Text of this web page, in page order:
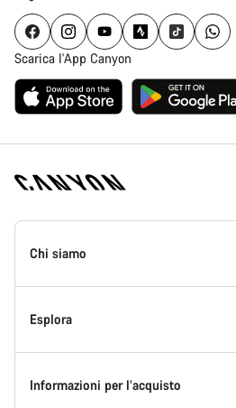
Scarica l'App Canyon
Piè
Home
Chi siamo
All’interno di Canyon
Innovazione in Canyon
Esplora
Eventi
Informazioni per l’acquisto